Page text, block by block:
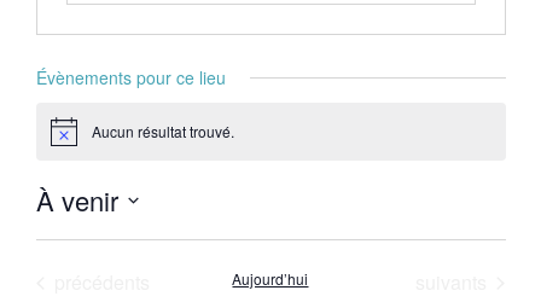
Évènements pour ce lieu
Notice Aucun résultat trouvé.
À venir
Sélectionnez
Aujourd’hui